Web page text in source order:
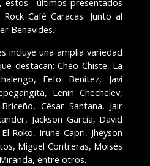
estos últimos presentados
Café Caracas. Junto al
Benavides.
incluye una amplia variedad
destacan: Cheo Chiste, La
Fefo Benítez, Javi
Lenin Chechelev,
César Santana, Jair
Jackson García, David
Roko, Irune Capri, Jheyson
Miguel Contreras, Moisés
entre otros.